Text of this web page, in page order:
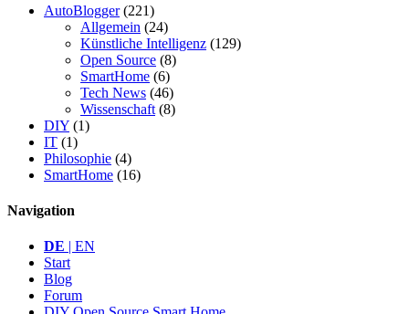
AutoBlogger(221)
Allgemein (24)
Künstliche Intelligenz (129)
Open Source (8)
SmartHome (6)
Tech News (46)
Wissenschaft (8)
DIY (1)
IT (1)
Philosophie (4)
SmartHome (16)
Navigation
DE | EN
Start
Blog
Forum